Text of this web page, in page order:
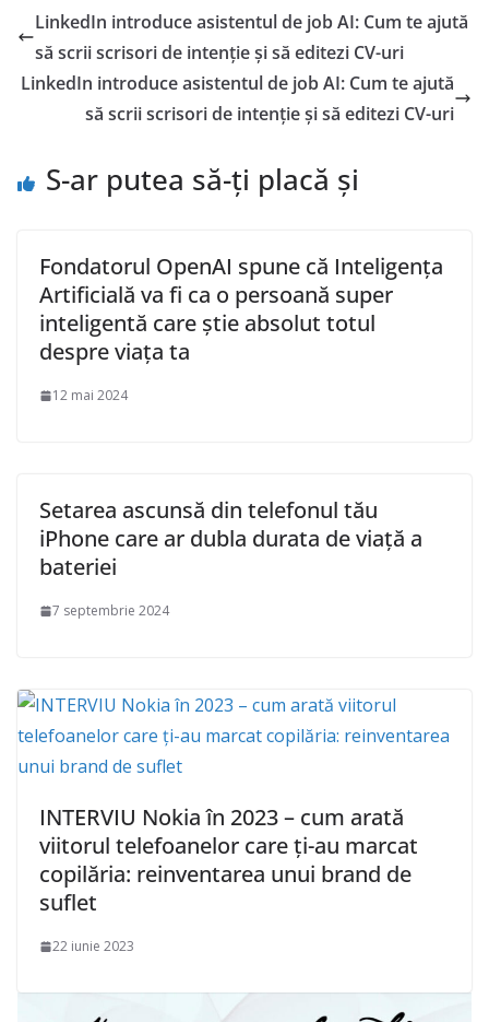
LinkedIn introduce asistentul de job AI: Cum te ajută
să scrii scrisori de intenție și să editezi CV-uri
LinkedIn introduce asistentul de job AI: Cum te ajută
să scrii scrisori de intenție și să editezi CV-uri
S-ar putea să-ți placă și
Fondatorul OpenAI spune că Inteligența
Artificială va fi ca o persoană super
inteligentă care știe absolut totul
despre viața ta
12 mai 2024
Setarea ascunsă din telefonul tău
iPhone care ar dubla durata de viață a
bateriei
7 septembrie 2024
INTERVIU Nokia în 2023 – cum arată
viitorul telefoanelor care ți-au marcat
copilăria: reinventarea unui brand de
suflet
22 iunie 2023